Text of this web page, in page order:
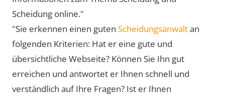
Scheidung online."
"Sie erkennen einen guten Scheidungsanwaltan
folgenden Kriterien: Hat er eine gute und
übersichtliche Webseite? Können Sie Ihn gut
erreichen und antwortet er Ihnen schnell und
verständlich auf Ihre Fragen? Ist er Ihnen